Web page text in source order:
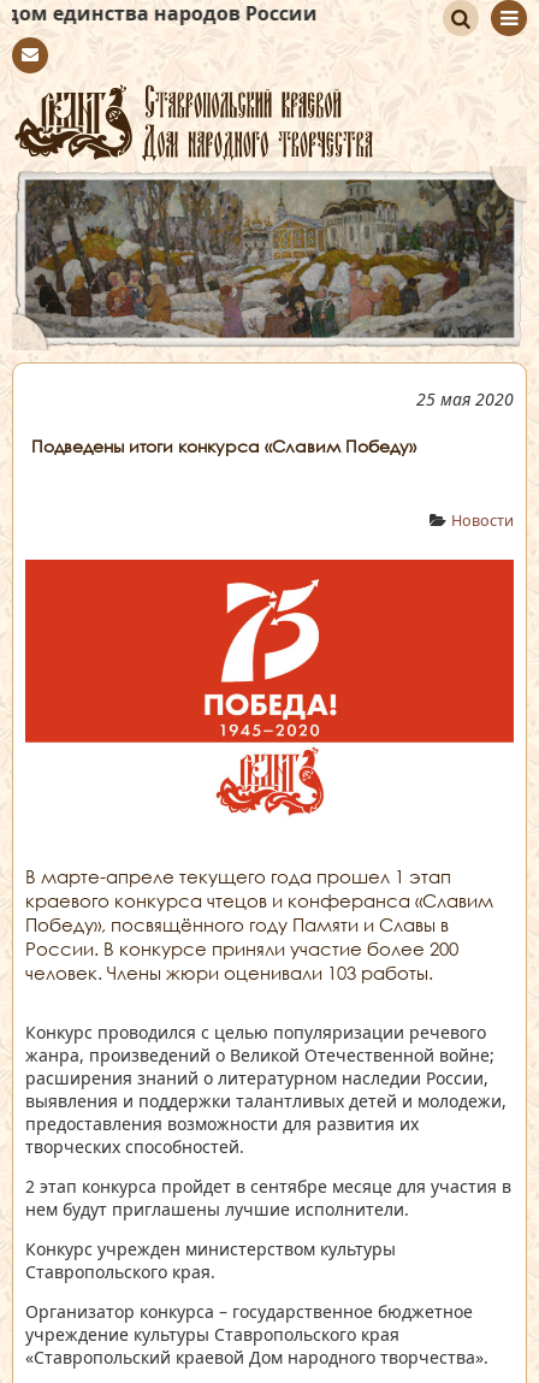
народов России
tact
иск
25 мая 2020
Подведены итоги конкурса «Славим Победу»
Новости
В марте-апреле текущего года прошел 1 этап
краевого конкурса чтецов и конферанса «Славим
Победу», посвящённого году Памяти и Славы в
России. В конкурсе приняли участие более 200
человек. Члены жюри оценивали 103 работы.
Конкурс проводился с целью популяризации речевого
жанра, произведений о Великой Отечественной войне;
расширения знаний о литературном наследии России,
выявления и поддержки талантливых детей и молодежи,
предоставления возможности для развития их
творческих способностей.
2 этап конкурса пройдет в сентябре месяце для участия в
нем будут приглашены лучшие исполнители.
Конкурс учрежден министерством культуры
Ставропольского края.
Организатор конкурса – государственное бюджетное
учреждение культуры Ставропольского края
«Ставропольский краевой Дом народного творчества».